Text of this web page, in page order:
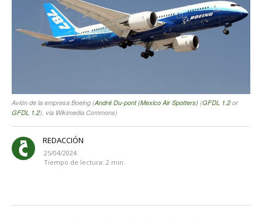
Avión de la empresa Boeing (André Du-pont (Mexico Air Spotters) (GFDL 1.2or
GFDL 1.2), via Wikimedia Commons)
REDACCIÓN
25/04/2024
Tiempo de lectura: 2 min.